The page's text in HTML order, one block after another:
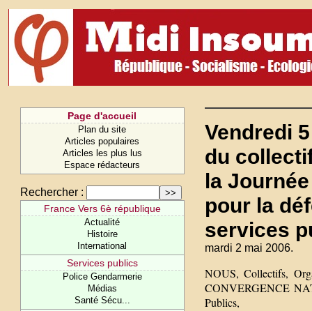
Page d'accueil
Plan du site
Articles populaires
Articles les plus lus
Espace rédacteurs
Rechercher :
France Vers 6è république
Actualité
Histoire
International
Services publics
Police Gendarmerie
Médias
Santé Sécu...
Vendredi
du
la
pour la
services
mardi 2 mai 2006.
NOUS, Collectifs,
CONVERGENCE
Publics,